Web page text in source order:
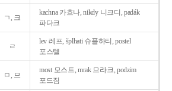
ㄱ, 크
kachna 카흐나, nikdy 니크디, padák
파다크
ㄹ
lev 레프, šplhati 슈플하티, postel
포스텔
ㅁ, 므
most 모스트, mrak 므라크, podzim
포드짐